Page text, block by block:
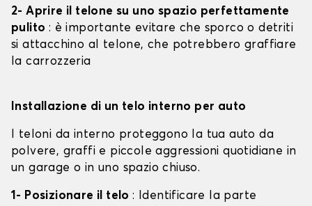
2- Aprire il telone su uno spazio perfettamente
pulito : è importante evitare che sporco o detriti
si attacchino al telone, che potrebbero graffiare
la carrozzeria
Installazione di un telo interno per auto
I teloni da interno proteggono la tua auto da
polvere, graffi e piccole aggressioni quotidiane in
un garage o in uno spazio chiuso.
1- Posizionare il telo: Identificare la parte